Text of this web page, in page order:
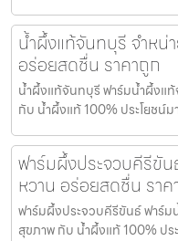
น้ำผึ้งแท้จันทบุรี จำหน่
อร่อยสดชื่น ราคาถูก
น้ำผึ้งแท้จันทบุรี ฟาร์มน้ำผึ้งแ
กับ น้ำผึ้งแท้ 100% ประโยชน์
ฟาร์มผึ้งประจวบคีรีขั
หวาน อร่อยสดชื่น ราค
ฟาร์มผึ้งประจวบคีรีขันธ์ ฟาร์ม
สุขภาพ กับ น้ำผึ้งแท้ 100% ปร